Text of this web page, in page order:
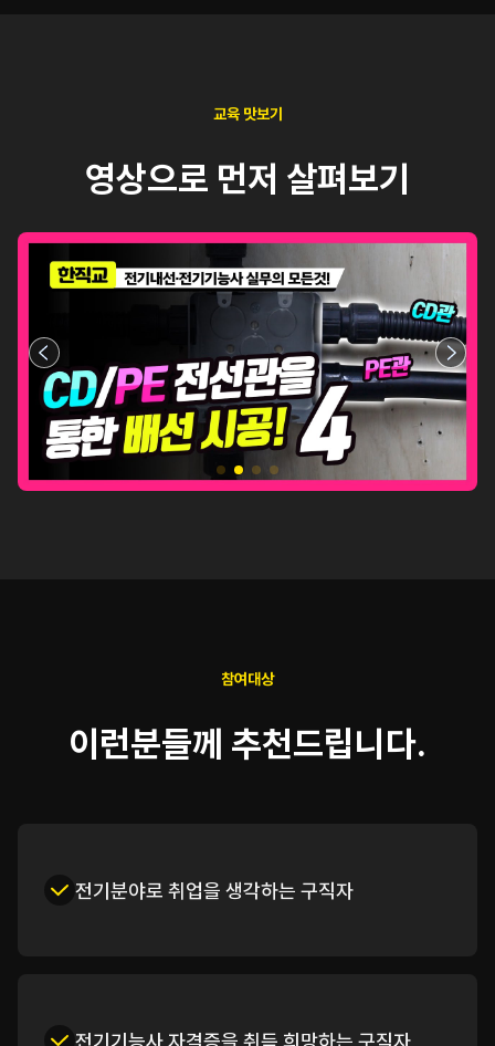
교육 맛보기
영상으로 먼저 살펴보기
참여대상
이런분들께 추천드립니다.
전기분야로 취업을 생각하는 구직자
전기기능사 자격증을 취득 희망하는 구직자